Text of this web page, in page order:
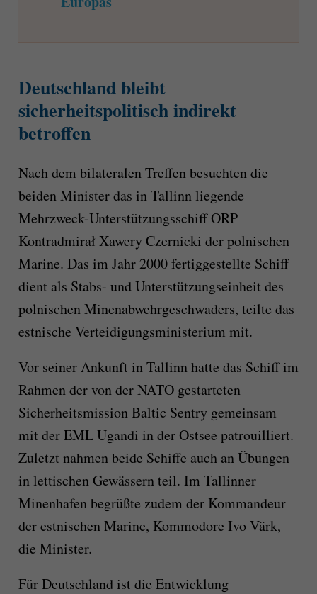
Deutschland bleibt
sicherheitspolitisch indirekt
betroffen
Nach dem bilateralen Treffen besuchten die
beiden Minister das in Tallinn liegende
Mehrzweck-Unterstützungsschiff ORP
Kontradmirał Xawery Czernicki der polnischen
Marine. Das im Jahr 2000 fertiggestellte Schiff
dient als Stabs- und Unterstützungseinheit des
polnischen Minenabwehrgeschwaders, teilte das
estnische Verteidigungsministerium mit.
Vor seiner Ankunft in Tallinn hatte das Schiff im
Rahmen der von der NATO gestarteten
Sicherheitsmission Baltic Sentry gemeinsam
mit der EML Ugandi in der Ostsee patrouilliert.
Zuletzt nahmen beide Schiffe auch an Übungen
in lettischen Gewässern teil. Im Tallinner
Minenhafen begrüßte zudem der Kommandeur
der estnischen Marine, Kommodore Ivo Värk,
die Minister.
Für Deutschland ist die Entwicklung